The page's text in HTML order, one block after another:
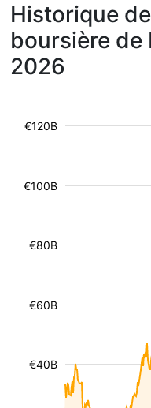
Historique
boursière de
2026
€40B
€60B
€80B
€100B
€120B